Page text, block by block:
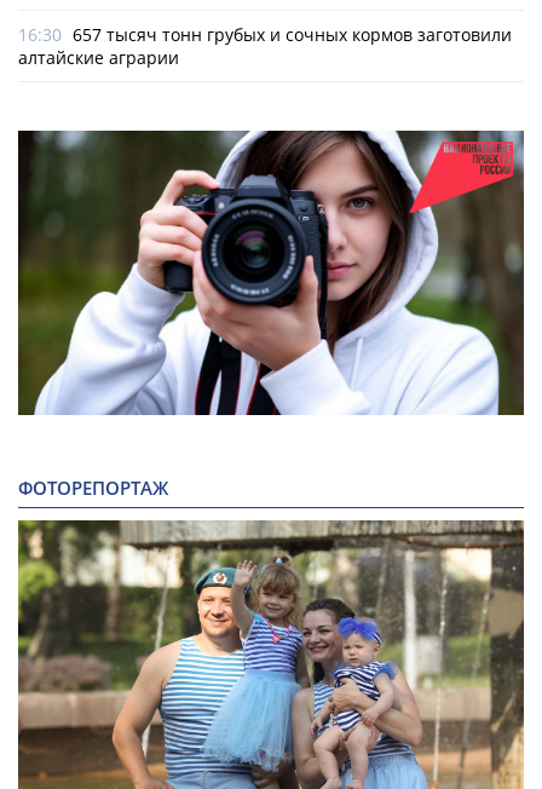
16:30 657 тысяч тонн грубых и сочных кормов заготовили
алтайские аграрии
ФОТОРЕПОРТАЖ